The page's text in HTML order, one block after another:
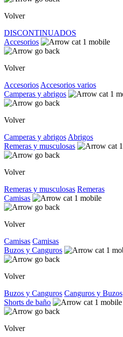
Volver
DISCONTINUADOS
Accesorios
Volver
Accesorios Accesorios varios
Camperas y abrigos
Volver
Camperas y abrigos Abrigos
Remeras y musculosas
Volver
Remeras y musculosas Remeras
Camisas
Volver
Camisas Camisas
Buzos y Canguros
Volver
Buzos y Canguros Canguros y Buzos
Shorts de baño
Volver